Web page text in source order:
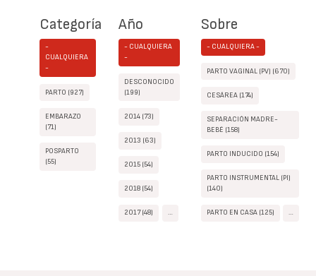
Categoría
-
CUALQUIERA
-
PARTO (927)
EMBARAZO
(71)
POSPARTO
(55)
Año
- CUALQUIERA
-
DESCONOCIDO
(199)
2014 (73)
2013 (63)
2015 (54)
2018 (54)
2017 (48) …
Sobre
- CUALQUIERA -
PARTO VAGINAL (PV) (670)
CESÁREA (174)
SEPARACIÓN MADRE-
BEBÉ (158)
PARTO INDUCIDO (154)
PARTO INSTRUMENTAL (PI)
(140)
PARTO EN CASA (125) …